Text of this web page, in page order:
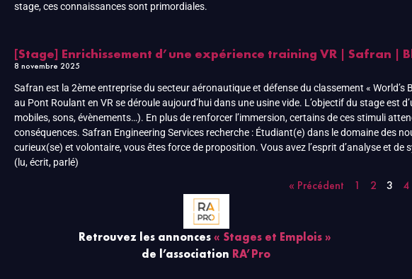
stage, ces connaissances sont primordiales.
[Stage] Enrichissement d’une expérience training VR | Safran |
8 novembre 2025
Safran est la 2ème entreprise du secteur aéronautique et défense du classement «
au Pont Roulant en VR se déroule aujourd’hui dans une usine vide. L’objectif du stage
mobiles, sons, évènements…). En plus de renforcer l’immersion, certains de ces stimuli
conséquences. Safran Engineering Services recherche : Étudiant(e) dans le domaine des
curieux(se) et volontaire, vous êtes force de proposition. Vous avez l’esprit d’analyse et
(lu, écrit, parlé)
« Précédent 1 2 3 4
Retrouvez les annonces« Stages et Emplois »
de l’association RA’Pro